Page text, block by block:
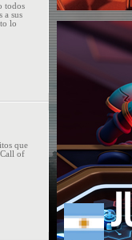
todos
a sus
lo
que
of